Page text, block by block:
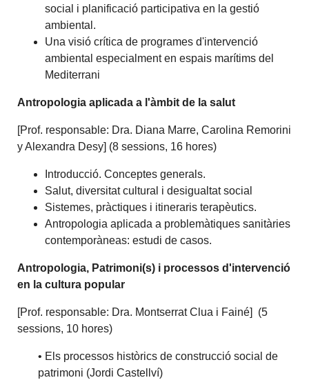
social i planificació participativa en la gestió
ambiental.
Una visió crítica de programes d'intervenció
ambiental especialment en espais marítims del
Mediterrani
Antropologia aplicada a l'àmbit de la salut
[Prof. responsable: Dra. Diana Marre, Carolina Remorini
y Alexandra Desy] (8 sessions, 16 hores)
Introducció. Conceptes generals.
Salut, diversitat cultural i desigualtat social
Sistemes, pràctiques i itineraris terapèutics.
Antropologia aplicada a problemàtiques sanitàries
contemporàneas: estudi de casos.
Antropologia, Patrimoni(s) i processos d'intervenció
en la cultura popular
[Prof. responsable: Dra. Montserrat Clua i Fainé] (5
sessions, 10 hores)
• Els processos històrics de construcció social de
patrimoni (Jordi Castellví)